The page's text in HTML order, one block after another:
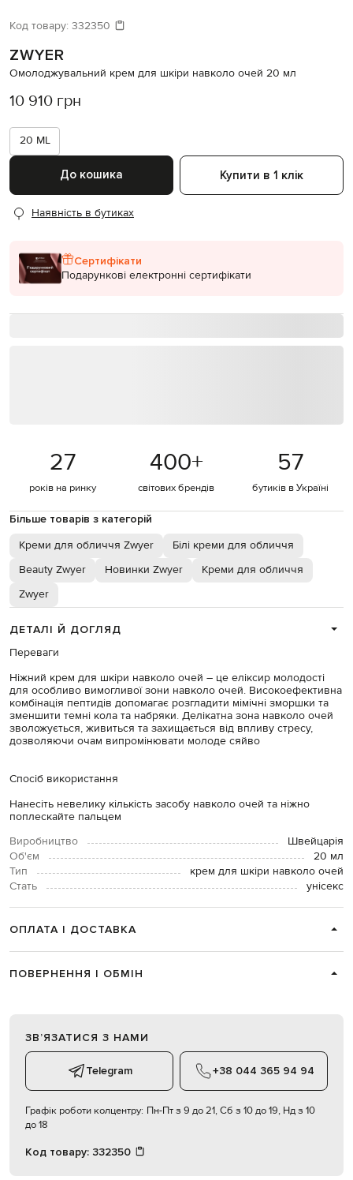
Код товару: 332350
ZWYER
Омолоджувальний крем для шкіри навколо очей 20 мл
10 910 грн
20 ML
До кошика Купити в 1 клік
Наявність в бутиках
Сертифікати
Подарункові електронні сертифікати
27
років на ринку
400+
світових брендів
57
бутиків в Україні
Більше товарів з категорій
Креми для обличчя Zwyer
Білі креми для обличчя
Beauty Zwyer
Новинки Zwyer
Креми для обличчя
Zwyer
ДЕТАЛІ Й ДОГЛЯД
Переваги
Ніжний крем для шкіри навколо очей – це еліксир молодості
для особливо вимогливої ​​зони навколо очей. Високоефективна
комбінація пептидів допомагає розгладити мімічні зморшки та
зменшити темні кола та набряки. Делікатна зона навколо очей
зволожується, живиться та захищається від впливу стресу,
дозволяючи очам випромінювати молоде сяйво
Спосіб використання
Нанесіть невелику кількість засобу навколо очей та ніжно
поплескайте пальцем
Виробництво
Швейцарія
Об'єм
20 мл
Тип
крем для шкіри навколо очей
Стать
унісекс
ОПЛАТА І ДОСТАВКА
ПОВЕРНЕННЯ І ОБМІН
ЗВʼЯЗАТИСЯ З НАМИ
Telegram +38 044 365 94 94
Графік роботи колцентру: Пн-Пт з 9 до 21, Сб з 10 до 19, Нд з 10
до 18
Код товару: 332350